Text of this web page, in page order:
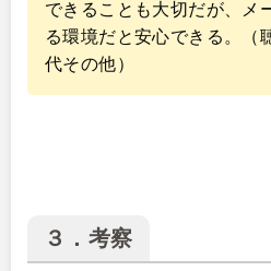
できることも大切だが、メ
る環境だと安心できる。（
代その他）
３．考察